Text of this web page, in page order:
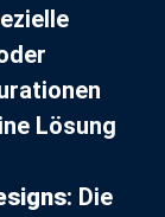
Lösung
: Die